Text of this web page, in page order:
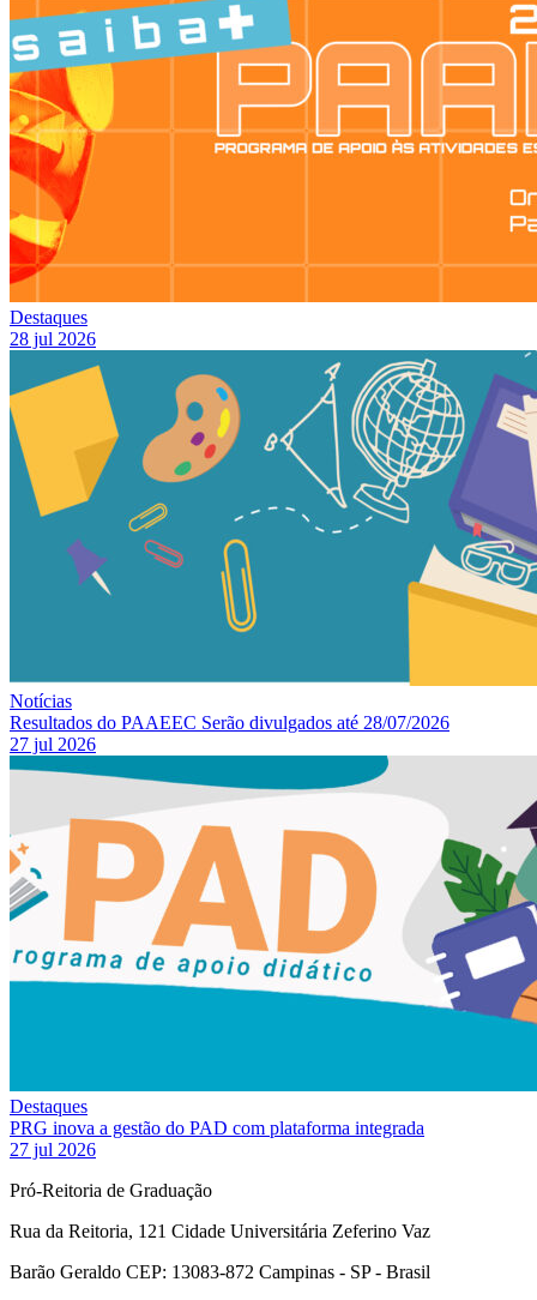
Destaques
28 jul 2026
Notícias
Resultados do PAAEEC Serão divulgados até 28/07/2026
27 jul 2026
Destaques
PRG inova a gestão do PAD com plataforma integrada
27 jul 2026
Pró-Reitoria de Graduação
Rua da Reitoria, 121 Cidade Universitária Zeferino Vaz
Barão Geraldo CEP: 13083-872 Campinas - SP - Brasil